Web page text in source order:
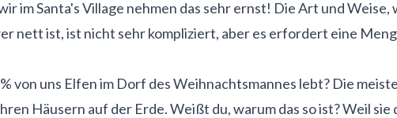
im Santa's Village nehmen das sehr ernst! Die Art und
nett ist, ist nicht sehr kompliziert, aber es erfordert eine
von uns Elfen im Dorf des Weihnachtsmannes lebt? Die
Häusern auf der Erde. Weißt du, warum das so ist? Weil